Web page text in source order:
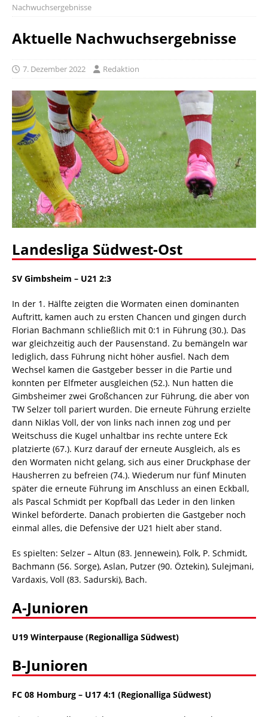
Nachwuchsergebnisse
Aktuelle Nachwuchsergebnisse
7. Dezember 2022 Redaktion
Landesliga Südwest-Ost
SV Gimbsheim – U21 2:3
In der 1. Hälfte zeigten die Wormaten einen dominanten
Auftritt, kamen auch zu ersten Chancen und gingen durch
Florian Bachmann schließlich mit 0:1 in Führung (30.). Das
war gleichzeitig auch der Pausenstand. Zu bemängeln war
lediglich, dass Führung nicht höher ausfiel. Nach dem
Wechsel kamen die Gastgeber besser in die Partie und
konnten per Elfmeter ausgleichen (52.). Nun hatten die
Gimbsheimer zwei Großchancen zur Führung, die aber von
TW Selzer toll pariert wurden. Die erneute Führung erzielte
dann Niklas Voll, der von links nach innen zog und per
Weitschuss die Kugel unhaltbar ins rechte untere Eck
platzierte (67.). Kurz darauf der erneute Ausgleich, als es
den Wormaten nicht gelang, sich aus einer Druckphase der
Hausherren zu befreien (74.). Wiederum nur fünf Minuten
später die erneute Führung im Anschluss an einen Eckball,
als Pascal Schmidt per Kopfball das Leder in den linken
Winkel beförderte. Danach probierten die Gastgeber noch
einmal alles, die Defensive der U21 hielt aber stand.
Es spielten: Selzer – Altun (83. Jennewein), Folk, P. Schmidt,
Bachmann (56. Sorge), Aslan, Putzer (90. Öztekin), Sulejmani,
Vardaxis, Voll (83. Sadurski), Bach.
A-Junioren
U19 Winterpause (Regionalliga Südwest)
B-Junioren
FC 08 Homburg – U17 4:1 (Regionalliga Südwest)